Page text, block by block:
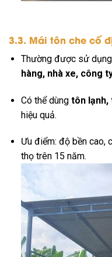
3.3. Mái tôn che cố
Thường được sử
hàng, nhà xe, công
Có thể dùng tôn lạnh,
hiệu quả.
Ưu điểm: độ bền cao,
thọ trên 15 năm.